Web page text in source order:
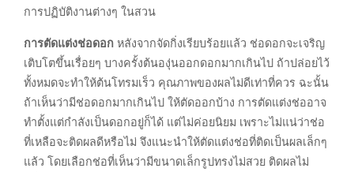
การปฏิบัติงานต่างๆ ในสวน
การตัดแต่งช่อดอก หลังจากจัดกิ่งเรียบร้อยแล้ว ช่อดอกจะเจริญ
เติบโตขึ้นเรื่อยๆ บางครั้งต้นองุ่นออกดอกมากเกินไป ถ้าปล่อยไว้
ทั้งหมดจะทำให้ต้นโทรมเร็ว คุณภาพของผลไม่ดีเท่าที่ควร ฉะนั้น
ถ้าเห็นว่ามีช่อดอกมากเกินไป ให้ตัดออกบ้าง การตัดแต่งช่ออาจ
ทำตั้งแต่กำลังเป็นดอกอยู่ก็ได้ แต่ไม่ค่อยนิยม เพราะไม่แน่ว่าช่อ
ที่เหลือจะติดผลดีหรือไม่ จึงแนะนำให้ตัดแต่งช่อที่ติดเป็นผลเล็กๆ
แล้ว โดยเลือกช่อที่เห็นว่ามีขนาดเล็กรูปทรงไม่สวย ติดผลไม่